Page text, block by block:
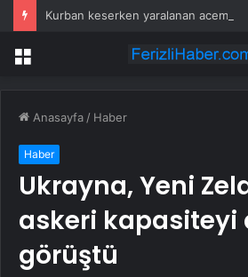
Kurban keserken yaralanan acemi
Menü
Anasayfa / Haber
Haber
Ukrayna, Yeni
askeri kapasiteyi
görüştü